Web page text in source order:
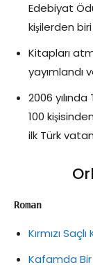
Edebiyat
kişilerden
Kitapları
yayımlandı
2006
100
ilk Türk
Roman
Kırmızı Saçlı
Kafamda Bir